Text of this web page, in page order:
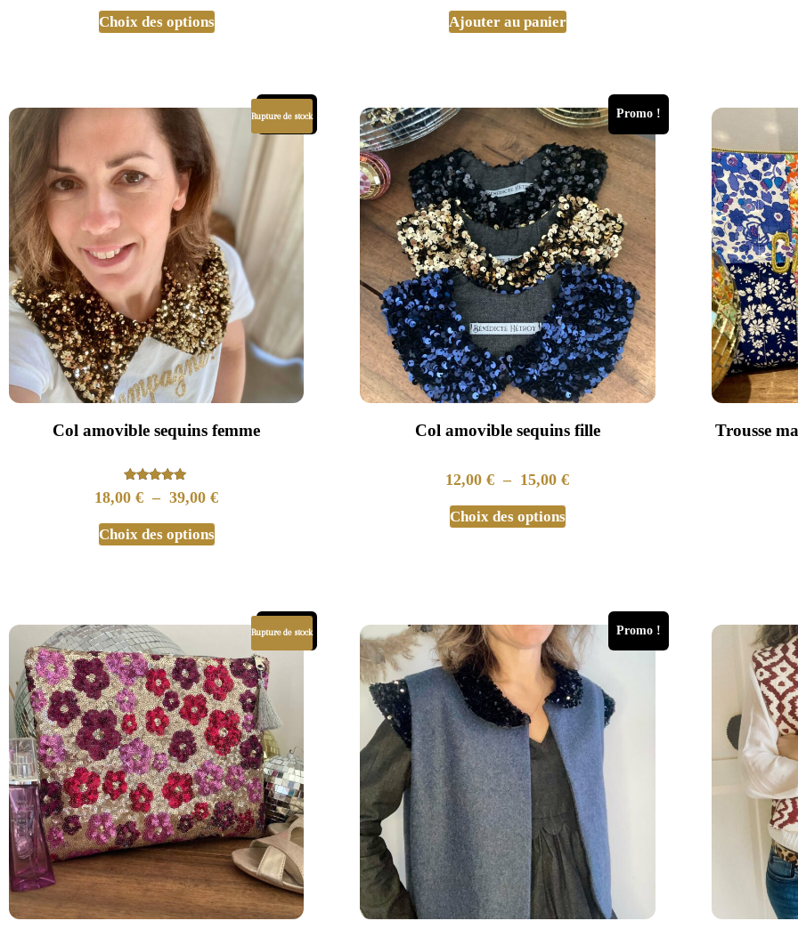
Choix des options Ajouter au panier
Promo !
Rupture de stock
Col amovible sequins femme
5.00
18,00€ – 39,00€
Choix des options
Promo !
Col amovible sequins fille
12,00€ – 15,00€
Choix des options
Trousse
Promo !
Rupture de stock Promo !